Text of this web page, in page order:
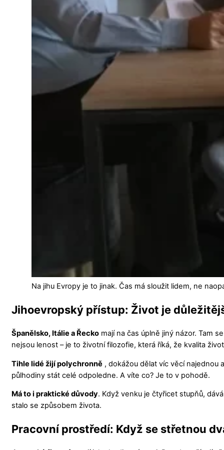
Na jihu Evropy je to jinak. Čas má sloužit lidem, ne
Jihoevropský přístup: Život je
Španělsko, Itálie a Řecko mají na čas úplně jiný názor. Tam
nejsou lenost – je to životní filozofie, která říká, že kvalita
Tihle lidé žijí polychronně , dokážou dělat víc věcí najednou
půlhodiny stát celé odpoledne. A víte co? Je to v pohodě.
Má to i praktické důvody. Když venku je čtyřicet stupňů,
stalo se způsobem života.
Pracovní prostředí: Když se střetnou